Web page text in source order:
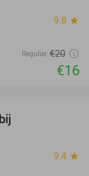
9.8 star
Regulier €20
€16
9.4 star